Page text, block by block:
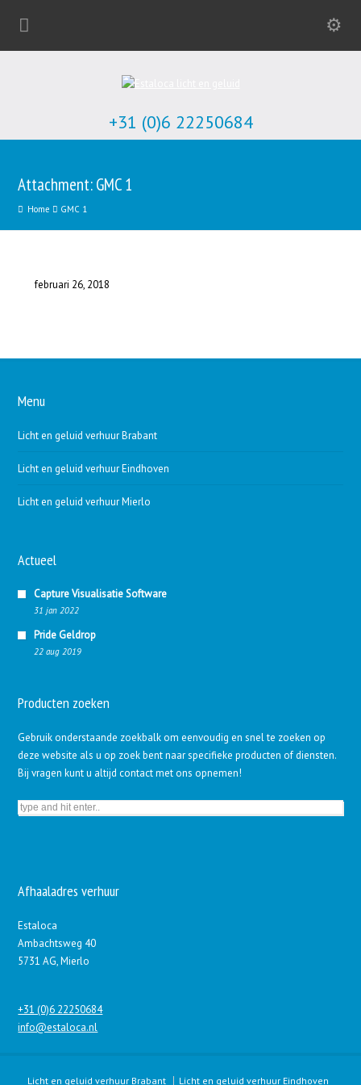
+31 (0)6 22250684
Attachment: GMC 1
Home GMC 1
februari 26, 2018
Menu
Licht en geluid verhuur Brabant
Licht en geluid verhuur Eindhoven
Licht en geluid verhuur Mierlo
Actueel
Capture Visualisatie Software
31 jan 2022
Pride Geldrop
22 aug 2019
Producten zoeken
Gebruik onderstaande zoekbalk om eenvoudig en snel te zoeken op
deze website als u op zoek bent naar specifieke producten of diensten.
Bij vragen kunt u altijd contact met ons opnemen!
Afhaaladres verhuur
Estaloca
Ambachtsweg 40
5731 AG, Mierlo
+31 (0)6 22250684
info@estaloca.nl
Licht en geluid verhuur Brabant Licht en geluid verhuur Eindhoven